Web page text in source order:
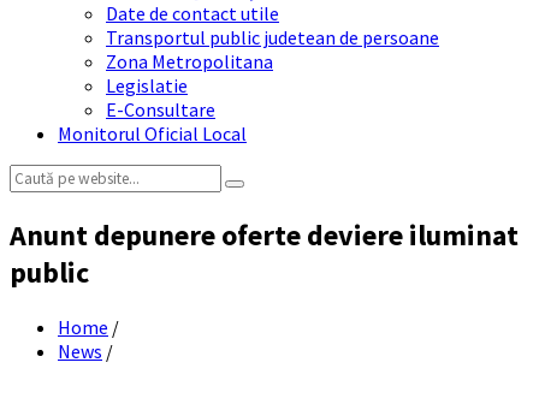
Date de contact utile
Transportul public judetean de persoane
Zona Metropolitana
Legislatie
E-Consultare
Monitorul Oficial Local
Search:
Anunt depunere oferte deviere iluminat
public
Home /
News /